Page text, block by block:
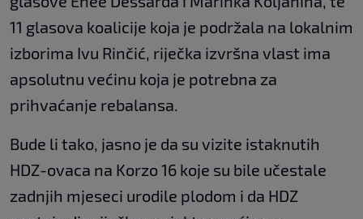
11 glasova koalicije koja je podržala na lokalnim
izborima Ivu Rinčić, riječka izvršna vlast ima
apsolutnu većinu koja je potrebna za
prihvaćanje rebalansa.
Bude li tako, jasno je da su vizite istaknutih
HDZ-ovaca na Korzo 16 koje su bile učestale
zadnjih mjeseci urodile plodom i da HDZ